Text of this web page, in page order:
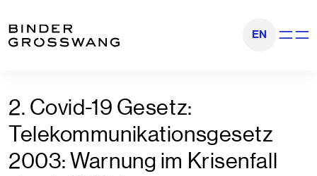
EN
2. Covid-19 Gesetz:
Telekommunikationsgesetz
2003: Warnung im Krisenfall